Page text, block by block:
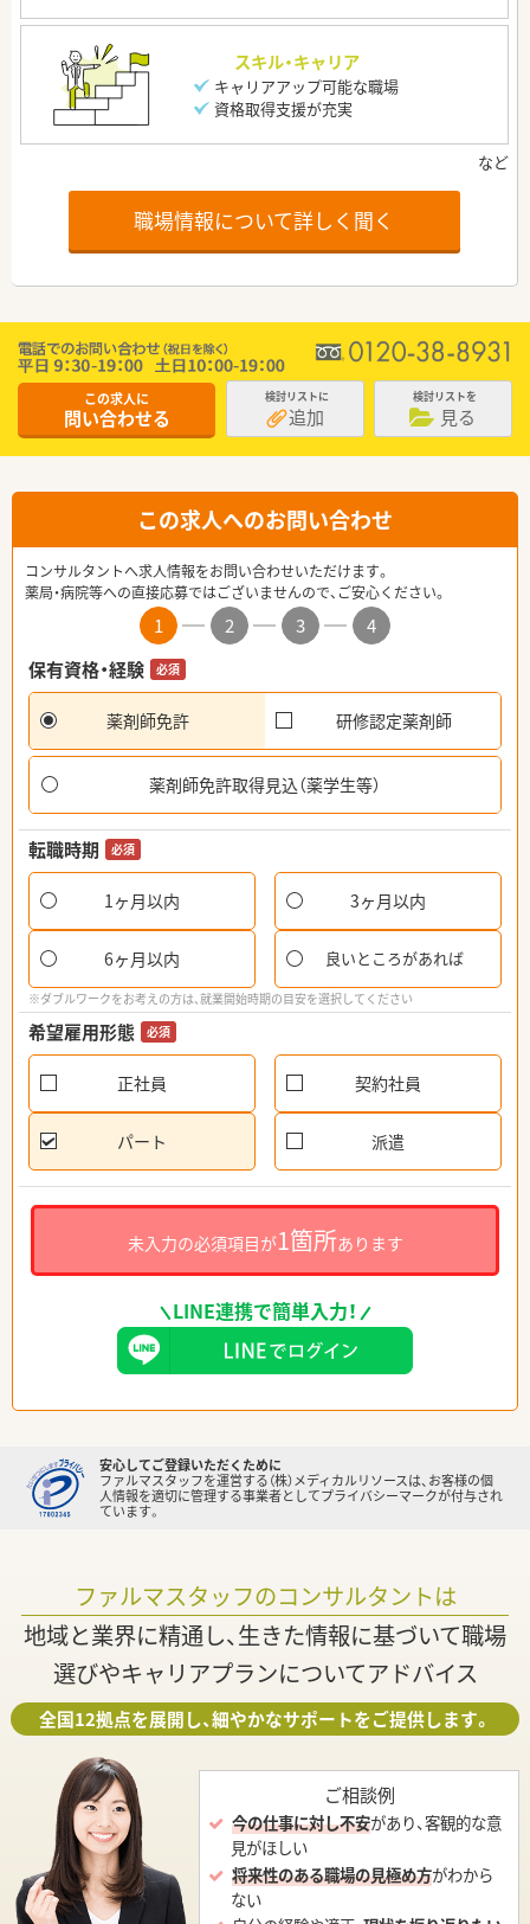
スキル・キャリア
キャリアアップ可能な職場
資格取得支援が充実
職場情報について詳しく聞く
この求人に
問い合わせる
検討リストに
追加
検討リストを
見る
この求人へのお問い合わせ
コンサルタントへ求人情報をお問い合わせいただけます。
薬局・病院等への直接応募ではございませんので、ご安心ください。
1 2 3
4
保有資格・経験
必須
薬剤師免許 研修認定薬剤師
薬剤師免許取得見込（薬学生等）
転職時期 必須
1ヶ月以内 3ヶ月以内
6ヶ月以内 良いところがあれば
※ダブルワークをお考えの方は、就業開始時期の目安を選択してください
希望雇用形態 必須
正社員 契約社員
パート 派遣
未入力の必須項目が1箇所あります
LINE連携で簡単入力！
安心してご登録いただくために
ファルマスタッフを運営する（株）メディカルリソースは、お客様の個
人情報を適切に管理する事業者としてプライバシーマークが付与され
ています。
ファルマスタッフのコンサルタントは
地域と業界に精通し、生きた情報に基づいて職場
選びやキャリアプランについてアドバイス
全国12拠点を展開し、細やかなサポートをご提供します。
ご相談例
今の仕事に対し不安があり、客観的な意
見がほしい
将来性のある職場の見極め方がわから
ない